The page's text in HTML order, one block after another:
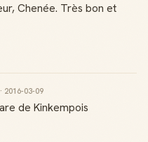
Chenée. Très bon et
· 2016-03-09
de Kinkempois